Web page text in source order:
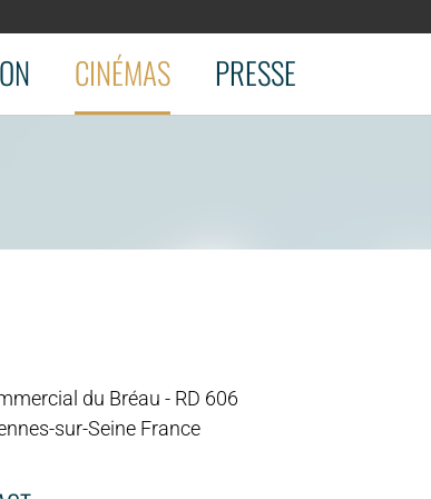
CINÉMAS PRESSE
du Bréau - RD 606
sur-Seine France